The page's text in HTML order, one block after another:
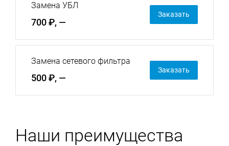
Замена УБЛ
700 ₽, —
Заказать
Замена сетевого фильтра
500 ₽, —
Заказать
Наши преимущества